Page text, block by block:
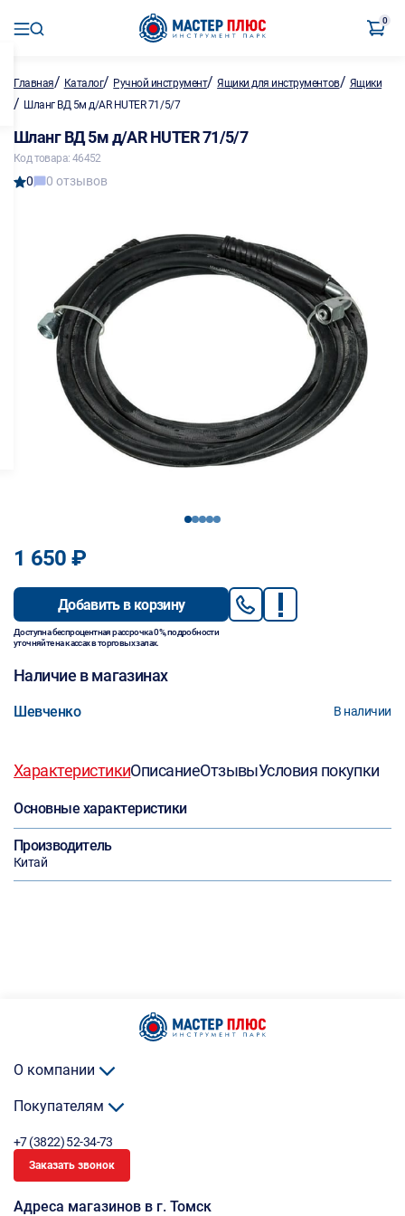
0
Главная/ Каталог/ Ручной инструмент/Ящики для инструментов/ Ящики
/ Шланг ВД 5м д/AR HUTER 71/5/7
Шланг ВД 5м д/AR HUTER 71/5/7
Код товара: 46452
0 0 отзывов
12345
1 650 ₽
Добавить в корзину
Доступна беспроцентная рассрочка 0%, подробности
уточняйте на кассах в торговых залах.
Наличие в магазинах
Шевченко В наличии
ХарактеристикиОписаниеОтзывыУсловия покупки
Основные характеристики
Производитель
Китай
О компании
Покупателям
+7 (3822) 52-34-73
Заказать звонок
Адреса магазинов в г. Томск